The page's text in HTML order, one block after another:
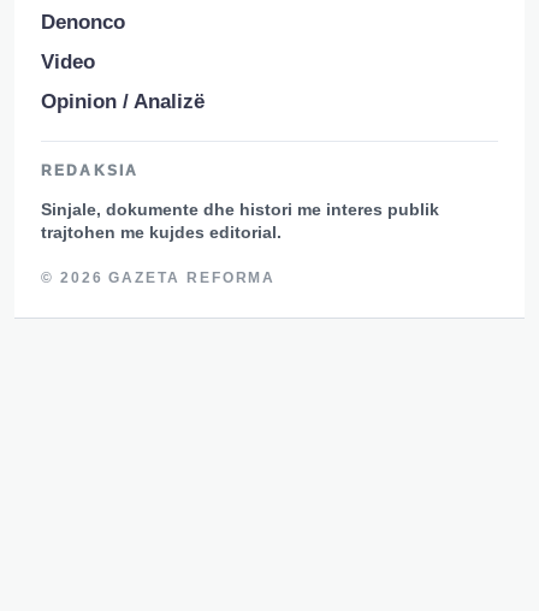
Denonco
Video
Opinion / Analizë
REDAKSIA
Sinjale, dokumente dhe histori me interes publik
trajtohen me kujdes editorial.
© 2026 GAZETA REFORMA